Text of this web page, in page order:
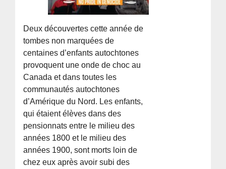
Deux découvertes cette année de
tombes non marquées de
centaines d’enfants autochtones
provoquent une onde de choc au
Canada et dans toutes les
communautés autochtones
d’Amérique du Nord. Les enfants,
qui étaient élèves dans des
pensionnats entre le milieu des
années 1800 et le milieu des
années 1900, sont morts loin de
chez eux après avoir subi des